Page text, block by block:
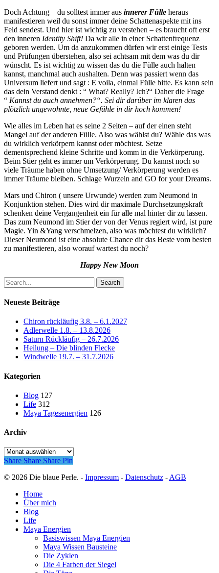
Doch Achtung – du solltest immer aus innerer Fülle heraus
manifestieren weil du sonst immer deine Schattenaspekte mit ins
Feld sendest. Und hier ist wichtig zu verstehen – es braucht oft erst
den inneren Identity Shift! Da wir alle in einer Schattenfrequenz
geboren werden. Um da anzukommen dürfen wir erst einige Tests
und Prüfungen überstehen, also sei achtsam mit dem was du dir
wünscht. Es ist wichtig zu wissen das du die Fülle auch halten
kannst, manchmal auch aushalten. Denn was passiert wenn das
Universum liefert und sagt : E voila, einmal Fülle bitte. Es kann sein
das dein Verstand denkt : “ What? Really? Ich?“ Daher die Frage
“ Kannst du auch annehmen?“. Sei dir darüber im klaren das
plötzlich ungewohnte, neue Gefühle in dir hoch kommen!
Wie alles im Leben hat es seine 2 Seiten – auf der einen steht
Mangel auf der anderen Fülle. Also was wählst du? Wähle das was
du wirklich verkörpern kannst oder möchtest. Setze
dementsprechend kleine Schritte und komm in die Verkörperung.
Beim Stier geht es immer um Verkörperung. Du kannst noch so
viele Träume haben ohne Umsetzung/ Verkörperung werden es
immer Träume bleiben. Schlage Wurzeln and GO for your Dreams.
Mars und Chiron ( unsere Urwunde) werden zum Neumond in
Konjunktion stehen. Dies wird dir maximale Durchsetzungskraft
schenken deine Vergangenheit ein für alle mal hinter dir zu lassen.
Das zum Neumond im Stier der von der Venus regiert wird, ist pure
Magie. Yin &Yang verschmelzen, also was möchtest du wirklich?
Dieser Neumond ist eine absolute Chance dir das Beste vom besten
zu manifestieren, also worauf wartest du noch?
Happy New Moon
Search
Neueste Beiträge
Chiron rückläufig 3.8. – 6.1.2027
Adlerwelle 1.8. – 13.8.2026
Saturn Rückläufig – 26.7.2026
Heilung – Die blinden Flecke
Windwelle 19.7. – 31.7.2026
Kategorien
Blog 127
Life 312
Maya Tagesenergien 126
Archiv
Archiv
Share Share Share Pin
© 2026 Die blaue Perle. - Impressum - Datenschutz -AGB
Close
Menu
Home
Über mich
Blog
Life
Maya Energien
Basiswissen Maya Energien
Maya Wissen Bausteine
Die Zyklen
Die 4 Farben der Siegel